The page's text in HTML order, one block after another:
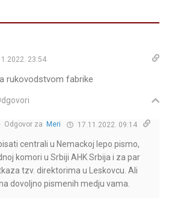
23:54
rukovodstvom fabrike
Odgovor za Meri 17.11.2022. 09:14
centrali u Nemackoj lepo pismo,
komori u Srbiji AHK Srbija i za par
tzv. direktorima u Leskovcu. Ali
dovoljno pismenih medju vama.